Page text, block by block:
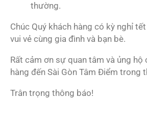
thường.
Chúc Quý khách hàng có kỳ nghỉ
vui vẻ cùng gia đình và bạn bè.
Rất cảm ơn sự quan tâm và ủng hộ
hàng đến Sài Gòn Tâm Điểm trong
Trân trọng thông báo!